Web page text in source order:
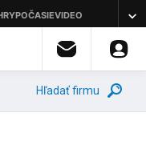
Hľadať firmu